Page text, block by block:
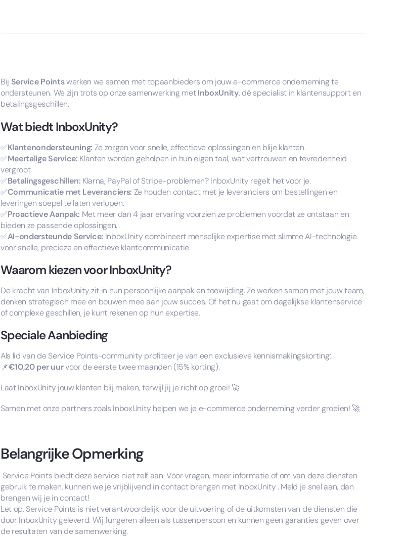
Bij Service Pointswerken we samen met topaanbieders om jouw e-commerce onderneming te
ondersteunen. We zijn trots op onze samenwerking metInboxUnity, dé specialist in klantensupport en
betalingsgeschillen.
Wat biedt InboxUnity?
✅Klantenondersteuning: Ze zorgen voor snelle, effectieve oplossingen en blije klanten.
✅Meertalige Service: Klanten worden geholpen in hun eigen taal, wat vertrouwen en tevredenheid
vergroot.
✅Betalingsgeschillen: Klarna, PayPal of Stripe-problemen? InboxUnity regelt het voor je.
✅Communicatie met Leveranciers: Ze houden contact met je leveranciers om bestellingen en
leveringen soepel te laten verlopen.
✅Proactieve Aanpak: Met meer dan 4 jaar ervaring voorzien ze problemen voordat ze ontstaan en
bieden ze passende oplossingen.
✅AI-ondersteunde Service: InboxUnity combineert menselijke expertise met slimme AI-technologie
voor snelle, precieze en effectieve klantcommunicatie.
Waarom kiezen voor InboxUnity?
De kracht van InboxUnity zit in hun persoonlijke aanpak en toewijding. Ze werken samen met jouw team,
denken strategisch mee en bouwen mee aan jouw succes. Of het nu gaat om dagelijkse klantenservice
of complexe geschillen, je kunt rekenen op hun expertise.
Speciale Aanbieding
Als lid van de Service Points-community profiteer je van een exclusieve kennismakingskorting:
📌€10,20 per uurvoor de eerste twee maanden (15% korting).
Laat InboxUnity jouw klanten blij maken, terwijl jij je richt op groei! 🚀
Samen met onze partners zoals InboxUnity helpen we je e-commerce onderneming verder groeien! 🚀
Belangrijke Opmerking
Service Points biedt deze service niet zelf aan. Voor vragen, meer informatie of om van deze diensten
gebruik te maken, kunnen we je vrijblijvend in contact brengen met InboxUnity . Meld je snel aan, dan
brengen wij je in contact!
Let op, Service Points is niet verantwoordelijk voor de uitvoering of de uitkomsten van de diensten die
door InboxUnity geleverd. Wij fungeren alleen als tussenpersoon en kunnen geen garanties geven over
de resultaten van de samenwerking.